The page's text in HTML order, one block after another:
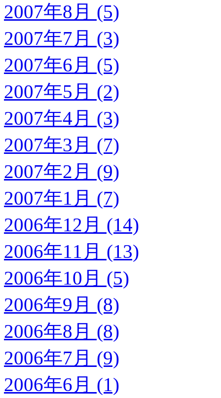
2007年8月 (5)
2007年7月 (3)
2007年6月 (5)
2007年5月 (2)
2007年4月 (3)
2007年3月 (7)
2007年2月 (9)
2007年1月 (7)
2006年12月 (14)
2006年11月 (13)
2006年10月 (5)
2006年9月 (8)
2006年8月 (8)
2006年7月 (9)
2006年6月 (1)